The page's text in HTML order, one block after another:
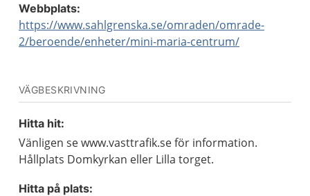
Webbplats:
https://www.sahlgrenska.se/omraden/omrade-
2/beroende/enheter/mini-maria-centrum/
VÄGBESKRIVNING
Hitta hit:
Vänligen se www.vasttrafik.se för information.
Hållplats Domkyrkan eller Lilla torget.
Hitta på plats: